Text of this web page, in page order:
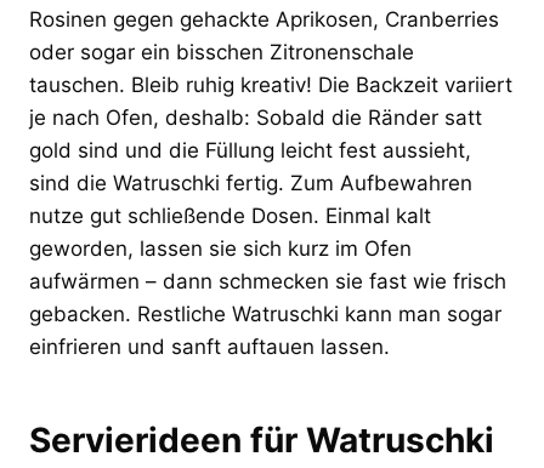
Rosinen gegen gehackte Aprikosen, Cranberries
oder sogar ein bisschen Zitronenschale
tauschen. Bleib ruhig kreativ! Die Backzeit variiert
je nach Ofen, deshalb: Sobald die Ränder satt
gold sind und die Füllung leicht fest aussieht,
sind die Watruschki fertig. Zum Aufbewahren
nutze gut schließende Dosen. Einmal kalt
geworden, lassen sie sich kurz im Ofen
aufwärmen – dann schmecken sie fast wie frisch
gebacken. Restliche Watruschki kann man sogar
einfrieren und sanft auftauen lassen.
Servierideen für Watruschki